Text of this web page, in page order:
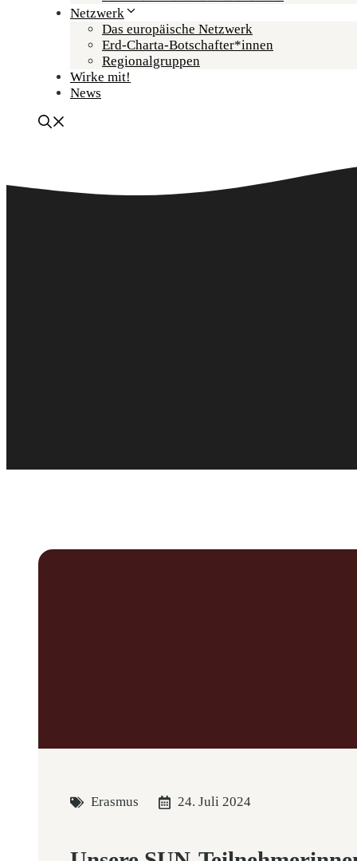
Netzwerk
Das europäische Netzwerk
Erd-Charta-Botschafter­*innen
Regional­gruppen
Wirke mit!
News
Erasmus 24. Juli 2024